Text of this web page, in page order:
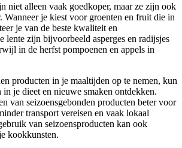
niet alleen vaak goedkoper, maar ze zijn ook
Wanneer je kiest voor groenten en fruit die in
je van de beste kwaliteit en
lente zijn bijvoorbeeld asperges en radijsjes
in de herfst pompoenen en appels in
producten in je maaltijden op te nemen, kun
in je dieet en nieuwe smaken ontdekken.
van seizoensgebonden producten beter voor
transport vereisen en vaak lokaal
van seizoensproducten kan ook
kookkunsten.